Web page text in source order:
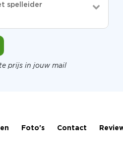
spelleider
prijs in jouw mail
Foto's Contact